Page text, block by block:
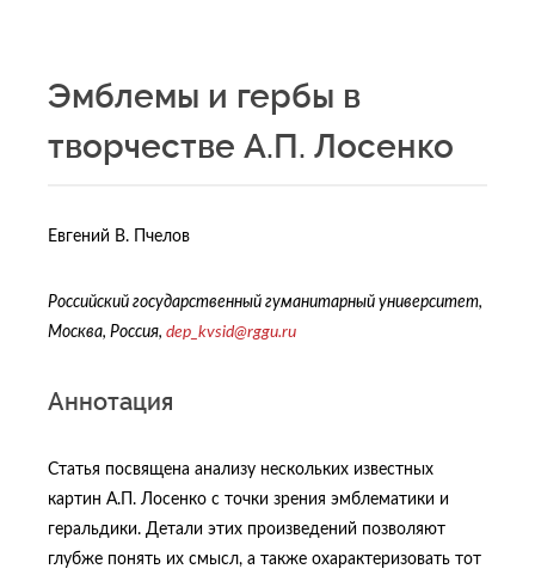
Эмблемы и гербы в
творчестве А.П. Лосенко
Евгений В. Пчелов
Российский государственный гуманитарный университет,
Москва, Россия, dep_kvsid@rggu.ru
Аннотация
Статья посвящена анализу нескольких известных
картин А.П. Лосенко с точки зрения эмблематики и
геральдики. Детали этих произведений позволяют
глубже понять их смысл, а также охарактеризовать тот